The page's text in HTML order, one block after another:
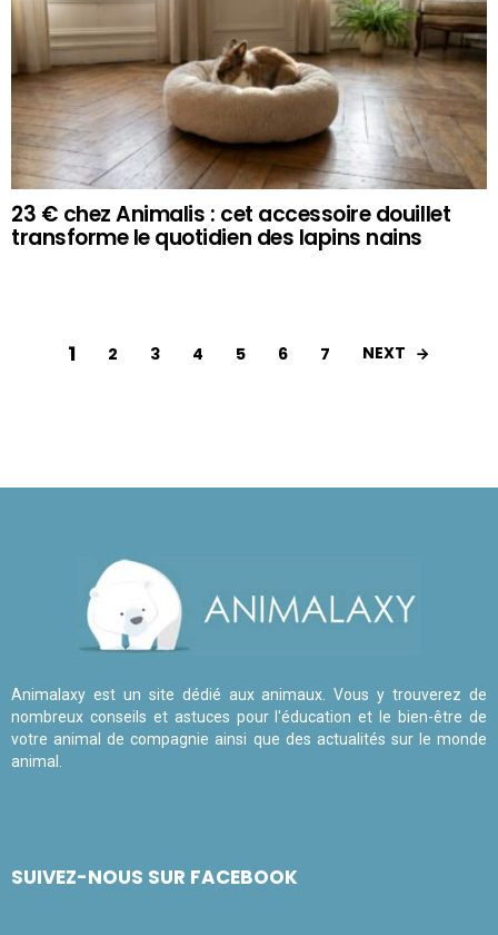
23 € chez Animalis : cet accessoire douillet
transforme le quotidien des lapins nains
1 2 3 4 5 6 7 NEXT
Animalaxy est un site dédié aux animaux. Vous y trouverez de
nombreux conseils et astuces pour l'éducation et le bien-être de
votre animal de compagnie ainsi que des actualités sur le monde
animal.
SUIVEZ-NOUS SUR FACEBOOK